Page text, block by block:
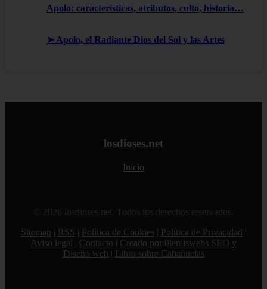
Apolo: características, atributos, culto, historia…
➤ Apolo, el Radiante Dios del Sol y las Artes
losdioses.net
Inicio
© 2026 losdioses.net. Todos los derechos reservados.
Sitemap
RSS Política de Cookies Política de Privacidad
Aviso legal
Contacto
Creado por 0lemiswebs SEO y
Diseño web
Libro sobre Cabañuelas